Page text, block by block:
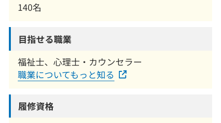
140名
目指せる職業
福祉士、心理士・カウンセラー
職業についてもっと知る
履修資格